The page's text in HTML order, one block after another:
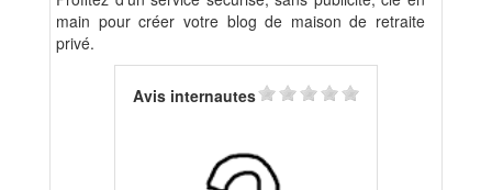
main pour créer votre blog de maison de retraite
privé.
Avis internautes